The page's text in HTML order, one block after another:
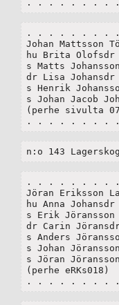
. . . . . . . .
. . . . . . . .
Johan Mattsson
hu Brita Olofsdr
s Matts
dr Lisa Johansdr
s Henrik
s Johan Jacob
(perhe sivulta
. . . . . . . .
n:o 143 Lagerskog
. . . . . . . .
Jöran Eriksson
hu Anna Johansdr
s Erik Jöransson
dr Carin
s Anders
s Johan
s Jöran
(perhe eRKs018)
. . . . . . . .